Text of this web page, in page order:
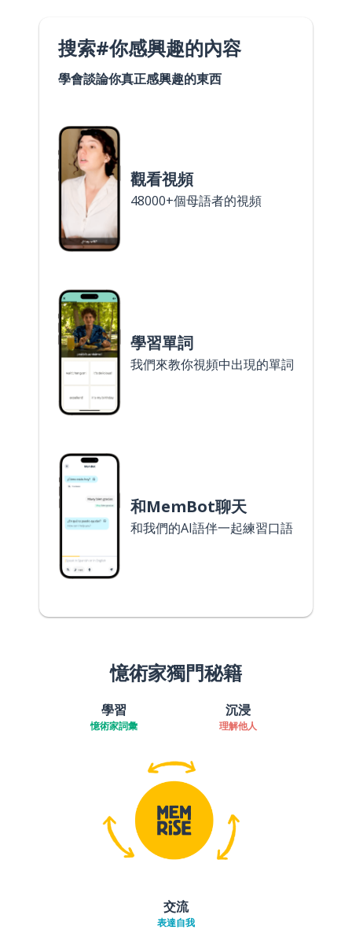
搜索#你感興趣的內容
學會談論你真正感興趣的東西
觀看視頻
48000+個母語者的視頻
學習單詞
我們來教你視頻中出現的單詞
和MemBot聊天
和我們的AI語伴一起練習口語
憶術家獨門秘籍
學習
憶術家詞彙
沉浸
理解他人
交流
表達自我